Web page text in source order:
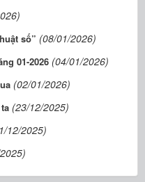
số” (08/01/2026)
01-2026 (04/01/2026)
(02/01/2026)
(23/12/2025)
12/2025)